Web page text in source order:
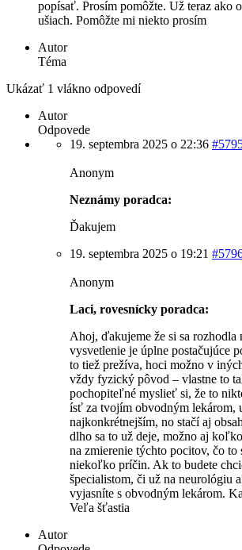
popísať. Prosím pomôžte. Už teraz ako
ušiach. Pomôžte mi niekto prosím
Autor
Téma
Ukázať 1 vlákno odpovedí
Autor
Odpovede
19. septembra 2025 o 22:36
Anonym
Neznámy poradca:
Ďakujem
19. septembra 2025 o 19:21
Anonym
Laci, rovesnícky poradca:
Ahoj, ďakujeme že si sa
vysvetlenie je úplne postačujúce
to tiež prežíva, hoci možno v
vždy fyzický pôvod – vlastne to
pochopiteľné myslieť si, že to
ísť za tvojím obvodným lekárom,
najkonkrétnejším, no stačí aj
dlho sa to už deje, možno aj
na zmierenie týchto pocitov, čo
niekoľko príčin. Ak to budete
špecialistom, či už na neurológiu
vyjasníte s obvodným lekárom.
Veľa šťastia
Autor